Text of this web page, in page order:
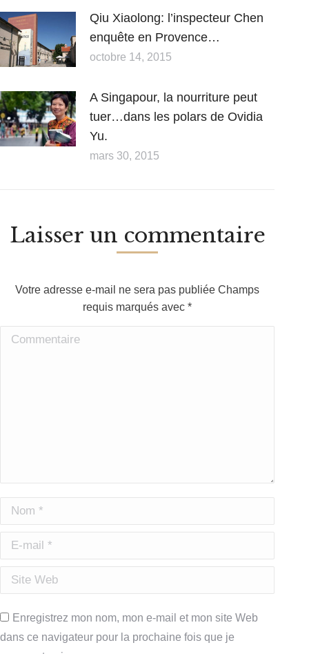
Qiu Xiaolong: l’inspecteur Chen
enquête en Provence…
octobre 14, 2015
A Singapour, la nourriture peut
tuer…dans les polars de Ovidia
Yu.
mars 30, 2015
Laisser un commentaire
Votre adresse e-mail ne sera pas publiée Champs
requis marqués avec *
Commentaire
Nom *
E-mail *
Site Web
Enregistrez mon nom, mon e-mail et mon site Web
dans ce navigateur pour la prochaine fois que je